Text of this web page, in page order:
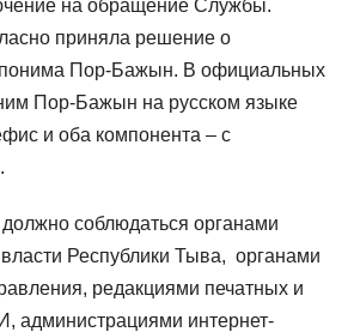
на обращение Службы.
приняла решение о
Пор-Бажын. В официальных
Пор-Бажын на русском языке
и оба компонента – с
соблюдаться органами
власти Республики Тыва, органами
редакциями печатных и
администрациями интернет-